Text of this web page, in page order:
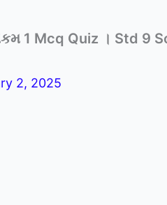
1 Mcq Quiz । Std 9
2, 2025